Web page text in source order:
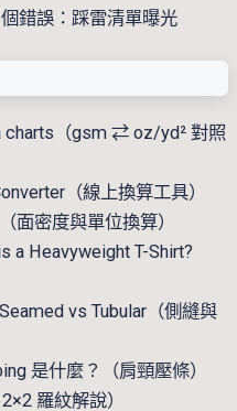
錯誤：踩雷清單曝光
charts（gsm ⇄ oz/yd² 對照
（線上換算工具）
面密度與單位換算）
a Heavyweight T-Shirt?
vs Tubular（側縫與
是什麼？（肩頸壓條）
羅紋解說）